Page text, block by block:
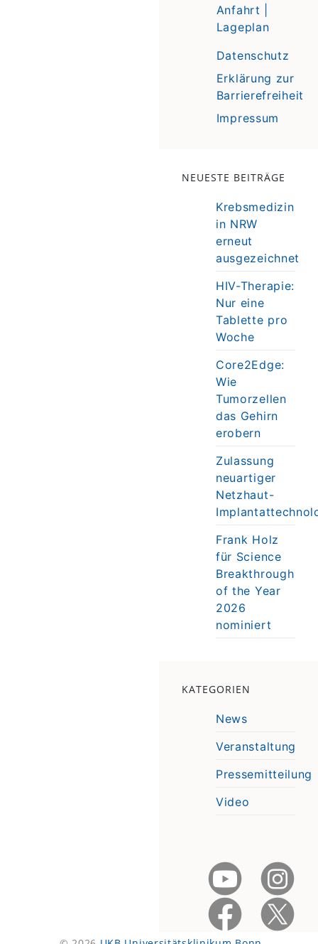
Anfahrt |
Lageplan
Datenschutz
Erklärung zur
Barrierefreiheit
Impressum
NEUESTE BEITRÄGE
Krebsmedizin
in NRW
erneut
ausgezeichnet
HIV-Therapie:
Nur eine
Tablette pro
Woche
Core2Edge:
Wie
Tumorzellen
das Gehirn
erobern
Zulassung
neuartiger
Netzhaut-
Frank Holz
für Science
Breakthrough
of the Year
2026
nominiert
KATEGORIEN
News
Veranstaltung
Pressemitteilung
Video